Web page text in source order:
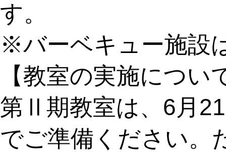
す。
※バーベキュー施設
【教室の実施につい
第Ⅱ期教室は、6月
でご準備ください。